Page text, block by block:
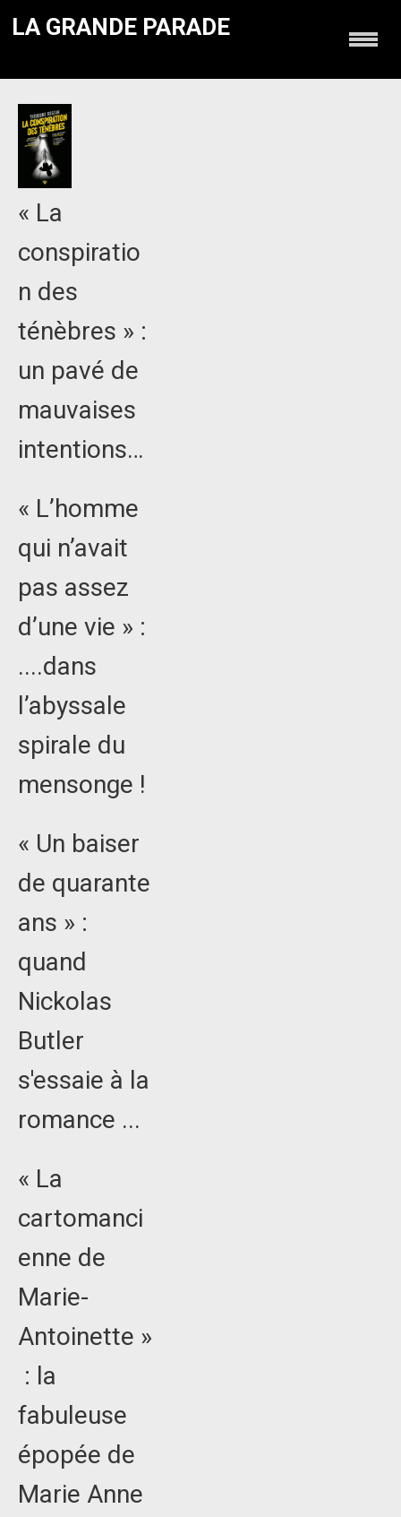
LA GRANDE PARADE
« La
conspiratio
n des
ténèbres » :
un pavé de
mauvaises
intentions…
« L’homme
qui n’avait
pas assez
d’une vie » :
....dans
l’abyssale
spirale du
mensonge !
« Un baiser
de quarante
ans » :
quand
Nickolas
Butler
s'essaie à la
romance ...
« La
cartomanci
enne de
Marie-
Antoinette »
: la
fabuleuse
épopée de
Marie Anne